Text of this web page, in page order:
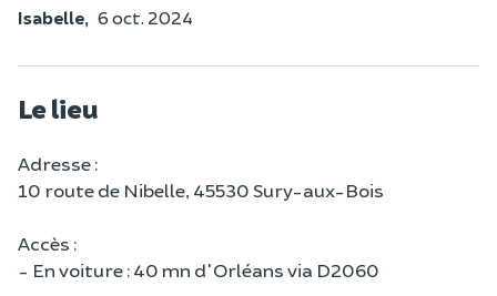
Isabelle, 6 oct. 2024
Le lieu
Adresse :
10 route de Nibelle, 45530 Sury-aux-Bois
Accès :
- En voiture : 40 mn d'Orléans via D2060